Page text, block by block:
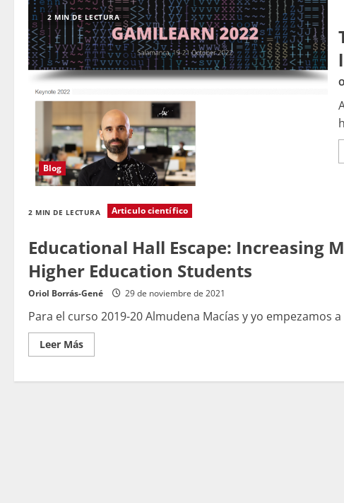
2 MIN DE LECTURA
Blog
2 MIN DE LECTURA Articulo científico
Educational Hall Escape: Increasing
Higher Education Students
Oriol Borrás-Gené 29 de noviembre de 2021
Para el curso 2019-20 Almudena Macías y yo empezamos
Leer MásLeer
más
Educational